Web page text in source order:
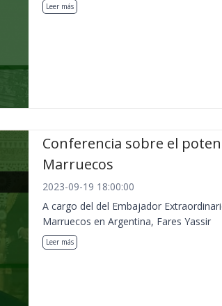
Leer más
Conferencia sobre el
Marruecos
2023-09-19 18:00:00
A cargo del del Embajador
Marruecos en Argentina, Fares Yassir
Leer más